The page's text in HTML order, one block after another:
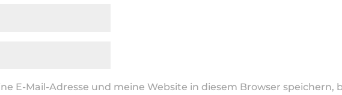
E-Mail-Adresse und meine Website in diesem Browser speichern,